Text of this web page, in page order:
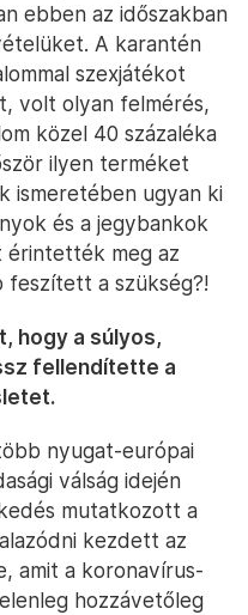
ebben az időszakban
A karantén
szexjátékot
volt olyan felmérés,
közel 40 százaléka
ilyen terméket
ismeretében ugyan ki
és a jegybankok
érintették meg az
feszített a szükség?!
hogy a súlyos,
fellendítette a
nyugat-európai
válság idején
mutatkozott a
kezdett az
amit a koronavírus-
hozzávetőleg